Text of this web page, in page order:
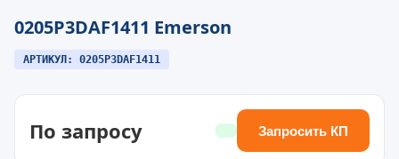
0205P3DAF1411 Emerson
АРТИКУЛ: 0205P3DAF1411
По запросу Запросить КП